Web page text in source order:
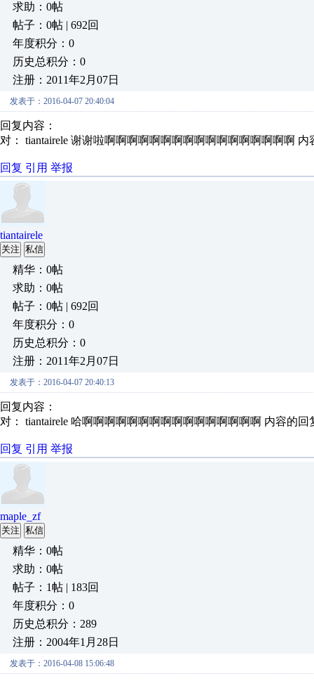
求助：0帖
帖子：0帖 | 692回
年度积分：0
历史总积分：0
注册：2011年2月07日
发表于：2016-04-07 20:40:04
回复内容：
对： tiantairele 谢谢啦啊啊啊啊啊啊啊啊啊啊啊啊啊啊啊啊啊 内
回复 引用 举报
tiantairele
关注 私信
精华：0帖
求助：0帖
帖子：0帖 | 692回
年度积分：0
历史总积分：0
注册：2011年2月07日
发表于：2016-04-07 20:40:13
回复内容：
对： tiantairele 哈啊啊啊啊啊啊啊啊啊啊啊啊啊啊啊啊 内容的回
回复 引用 举报
maple_zf
关注 私信
精华：0帖
求助：0帖
帖子：1帖 | 183回
年度积分：0
历史总积分：289
注册：2004年1月28日
发表于：2016-04-08 15:06:48